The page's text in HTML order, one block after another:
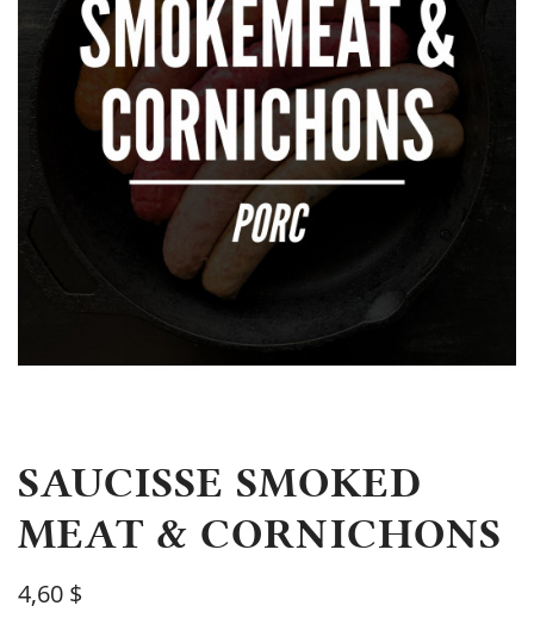
SAUCISSE SMOKED
MEAT & CORNICHONS
4,60 $